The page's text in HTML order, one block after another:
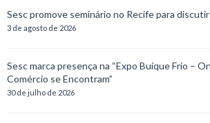
Sesc promove seminário no Recife para
3 de agosto de 2026
Sesc marca presença na “Expo Buíque Frio –
Comércio se Encontram”
30 de julho de 2026